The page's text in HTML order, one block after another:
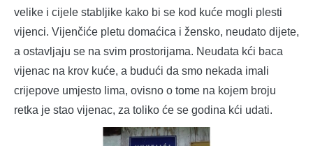
velike i cijele stabljike kako bi se kod kuće mogli plesti
vijenci. Vijenčiće pletu domaćica i žensko, neudato dijete,
a ostavljaju se na svim prostorijama. Neudata kći baca
vijenac na krov kuće, a budući da smo nekada imali
crijepove umjesto lima, ovisno o tome na kojem broju
retka je stao vijenac, za toliko će se godina kći udati.